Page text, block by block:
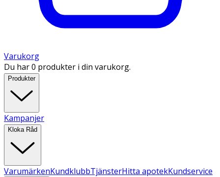
Varukorg
Du har 0 produkter i din varukorg.
Produkter
Kampanjer
Kloka Råd
VarumärkenKundklubbTjänsterHitta apotekKundservice